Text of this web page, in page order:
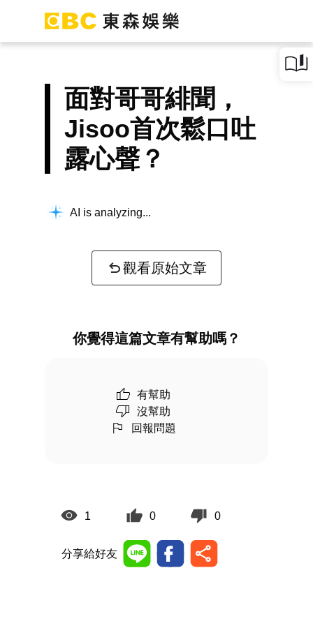
面對哥哥緋聞，
Jisoo首次鬆口吐
露心聲？
AI is analyzing...
觀看原始文章
你覺得這篇文章有幫助嗎？
有幫助
沒幫助
回報問題
1 0 0
分享給好友